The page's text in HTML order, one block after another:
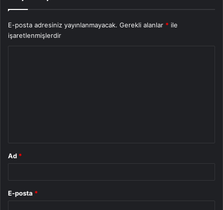
E-posta adresiniz yayınlanmayacak. Gerekli alanlar * ile
işaretlenmişlerdir
Ad *
E-posta *